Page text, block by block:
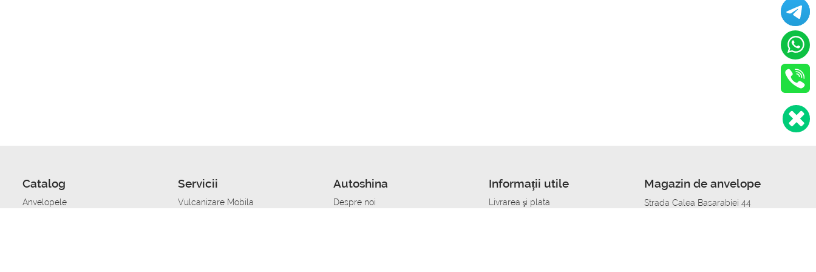
Catalog
Anvelopele
Servicii
Vulcanizare Mobila
Autoshina
Despre noi
Informații utile
Livrarea şi plata
Magazin de anvelope
Strada Calea Basarabiei 44